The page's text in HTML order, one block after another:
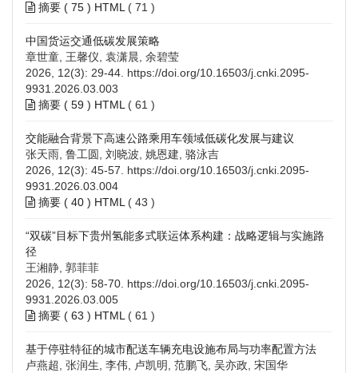
摘要 ( 75 ) HTML ( 71 )
中国货运交通低碳发展策略
章世童, 王馨仪, 袁潇晨, 余碧莹
2026, 12(3): 29-44. https://doi.org/10.16503/j.cnki.2095-
9931.2026.03.003
摘要 ( 59 ) HTML ( 61 )
交能融合背景下高速公路乘用车领域低碳化发展与建议
张天雨, 鲁工圆, 刘晓波, 姚恩建, 骆泳吉
2026, 12(3): 45-57. https://doi.org/10.16503/j.cnki.2095-
9931.2026.03.004
摘要 ( 40 ) HTML ( 43 )
“双碳”目标下贵州氢能多式联运体系构建：战略逻辑与实施路
径
王湘静, 郭菲菲
2026, 12(3): 58-70. https://doi.org/10.16503/j.cnki.2095-
9931.2026.03.005
摘要 ( 63 ) HTML ( 61 )
基于停驻特征的城市配送车辆充电设施布局与功率配置方法
卢燕超, 张润生, 李伟, 卢凯明, 范鹏飞, 吴亦政, 宋国华